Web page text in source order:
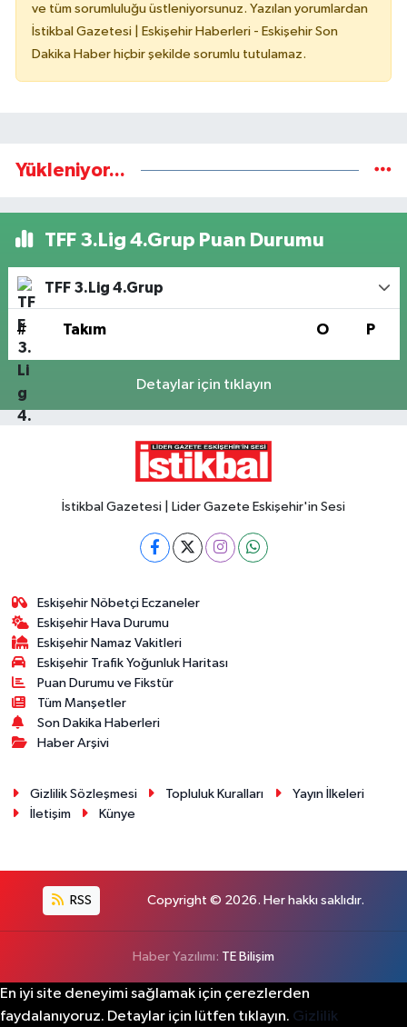
ve tüm sorumluluğu üstleniyorsunuz. Yazılan yorumlardan
İstikbal Gazetesi | Eskişehir Haberleri - Eskişehir Son
Dakika Haber hiçbir şekilde sorumlu tutulamaz.
Yükleniyor...
TFF 3.Lig 4.Grup Puan Durumu
TFF 3.Lig 4.Grup
# Takım O P
Detaylar için tıklayın
İstikbal Gazetesi | Lider Gazete Eskişehir'in Sesi
Eskişehir Nöbetçi Eczaneler
Eskişehir Hava Durumu
Eskişehir Namaz Vakitleri
Eskişehir Trafik Yoğunluk Haritası
Puan Durumu ve Fikstür
Tüm Manşetler
Son Dakika Haberleri
Haber Arşivi
Gizlilik Sözleşmesi Topluluk Kuralları
Yayın İlkeleri
İletişim
Künye
RSS Copyright © 2026. Her hakkı saklıdır.
Haber Yazılımı: TE Bilişim
En iyi site deneyimi sağlamak için çerezlerden
faydalanıyoruz. Detaylar için lütfen tıklayın. Gizlilik